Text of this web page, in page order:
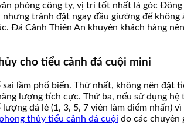
phòng công ty, vị trí tốt nhất là góc
nhưng tránh đặt ngay đầu giường để
Đá Cảnh Thiên An khuyên khách hàng
cho tiểu cảnh đá cuội mini
lầm phổ biến. Thứ nhất, không nên đặt
lượng tích cực. Thứ ba, nếu sử dụng
đá lẻ (1, 3, 5, 7 viên làm điểm
phong thủy tiểu cảnh đá cuội do các chuyên